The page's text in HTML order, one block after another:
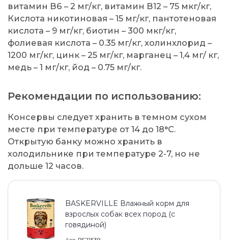
витамин В6 – 2 мг/кг, витамин В12 – 75 мкг/кг,
Кислота никотиновая – 15 мг/кг, пантотеновая
кислота – 9 мг/кг, биотин – 300 мкг/кг,
фолиевая кислота – 0.35 мг/кг, холинхлорид –
1200 мг/кг, цинк – 25 мг/кг, марганец – 1,4 мг/ кг,
медь – 1 мг/кг, йод – 0.75 мг/кг.
Рекомендации по использованию:
Консервы следует хранить в темном сухом
месте при температуре от 14 до 18°C.
Открытую банку можно хранить в
холодильнике при температуре 2-7, но не
дольше 12 часов.
BASKERVILLE Влажный корм для
взрослых собак всех пород (с
говядиной)